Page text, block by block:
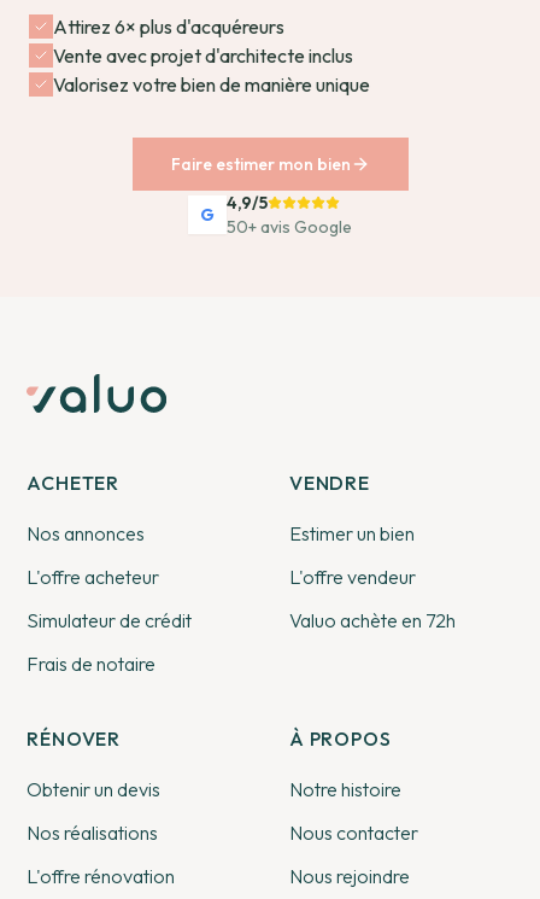
Attirez 6× plus d'acquéreurs
Vente avec projet d'architecte inclus
Valorisez votre bien de manière unique
Faire estimer mon bien
G
4,9/5
50+ avis Google
ACHETER
Nos annonces
L'offre acheteur
Simulateur de crédit
Frais de notaire
VENDRE
Estimer un bien
L'offre vendeur
Valuo achète en 72h
RÉNOVER
Obtenir un devis
Nos réalisations
L'offre rénovation
À PROPOS
Notre histoire
Nous contacter
Nous rejoindre